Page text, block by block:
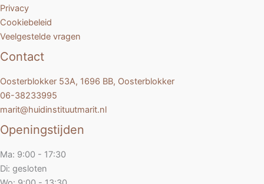
Privacy
Cookiebeleid
Veelgestelde vragen
Contact
Oosterblokker 53A, 1696 BB, Oosterblokker
06-38233995
marit@huidinstituutmarit.nl
Openingstijden
Ma: 9:00 - 17:30
Di: gesloten